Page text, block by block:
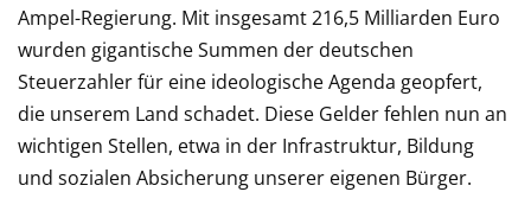
Ampel-Regierung. Mit insgesamt 216,5 Milliarden Euro
wurden gigantische Summen der deutschen
Steuerzahler für eine ideologische Agenda geopfert,
die unserem Land schadet. Diese Gelder fehlen nun an
wichtigen Stellen, etwa in der Infrastruktur, Bildung
und sozialen Absicherung unserer eigenen Bürger.